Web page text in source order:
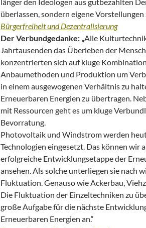
überlassen, sondern eigene Vorstellungen
Bürgerfreiheit und Dezentralisierung
Der Verbundgedanke: „Alle
Jahrtausenden das Überleben der
konzentrierten sich auf kluge
Anbaumethoden und Produktion um
in einem ausgewogenen Verhältnis zu
Erneuerbaren Energien zu übertragen.
mit Ressourcen geht es um kluge
Bevorratung.
Photovoltaik und Windstrom werden
Technologien eingesetzt. Das können wir
erfolgreiche Entwicklungsetappe der
ansehen. Als solche unterliegen sie nach
Fluktuation. Genauso wie Ackerbau,
Die Fluktuation der Einzeltechniken zu
große Aufgabe für die nächste
Erneuerbaren Energien an.“